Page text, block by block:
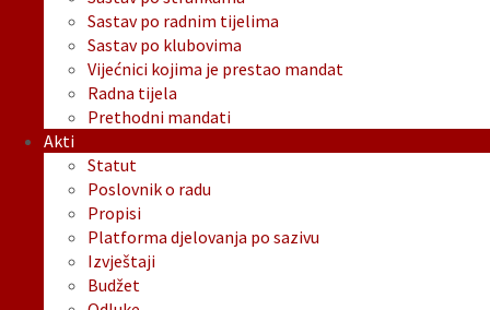
Sastav po radnim tijelima
Sastav po klubovima
Vijećnici kojima je prestao mandat
Radna tijela
Prethodni mandati
Akti
Statut
Poslovnik o radu
Propisi
Platforma djelovanja po sazivu
Izvještaji
Budžet